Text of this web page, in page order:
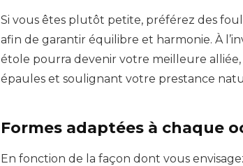
Si vous êtes plutôt petite, préférez des
afin de garantir équilibre et harmonie. À
étole pourra devenir votre meilleure
épaules et soulignant votre prestance
Formes adaptées à chaque
En fonction de la façon dont vous